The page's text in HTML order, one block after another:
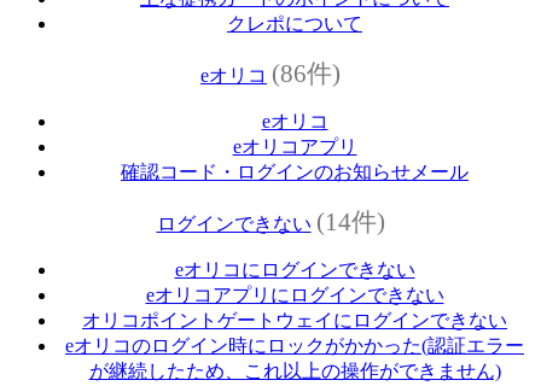
クレポについて
eオリコ (86件)
eオリコ
eオリコアプリ
確認コード・ログインのお知らせメール
ログインできない (14件)
eオリコにログインできない
eオリコアプリにログインできない
オリコポイントゲートウェイにログインできない
eオリコのログイン時にロックがかかった(認証エラー
が継続したため、これ以上の操作ができません)